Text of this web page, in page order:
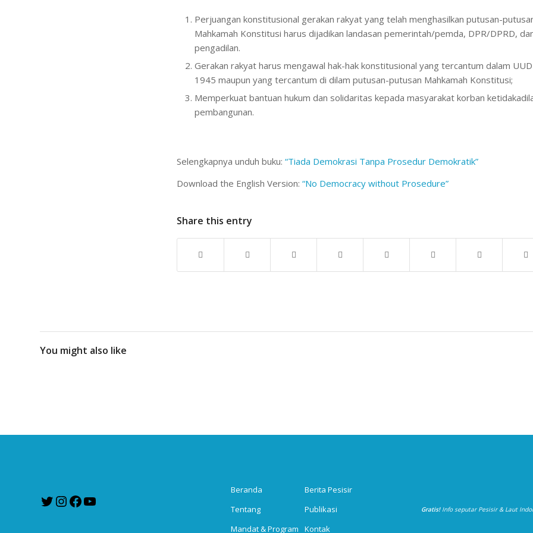
Perjuangan konstitusional gerakan rakyat yang telah menghasilkan putusan-
Mahkamah Konstitusi harus dijadikan landasan pemerintah/pemda, DPR/DPRD,
pengadilan.
Gerakan rakyat harus mengawal hak-hak konstitusional yang tercantum dalam UUD
1945 maupun yang tercantum di dilam putusan-putusan Mahkamah Konstitusi;
Memperkuat bantuan hukum dan solidaritas kepada masyarakat korban
pembangunan.
Selengkapnya unduh buku: “Tiada Demokrasi Tanpa Prosedur Demokratik”
Download the English Version: “No Democracy without Prosedure”
Share this entry
You might also like
TwitterInstagram
Facebook
Beranda
Tentang
Mandat & Program
Berita Pesisir
Publikasi
Kontak
Gratis! Info seputar Pesisir & Laut